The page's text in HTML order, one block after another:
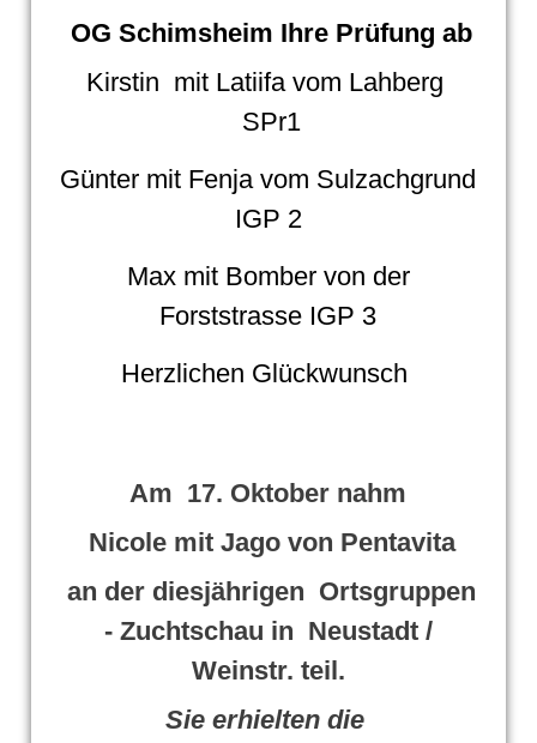
OG Schimsheim Ihre Prüfung ab
Kirstin mit Latiifa vom Lahberg
SPr1
Günter mit Fenja vom Sulzachgrund
IGP 2
Max mit Bomber von der
Forststrasse IGP 3
Herzlichen Glückwunsch
Am 17. Oktober nahm
Nicole mit Jago von Pentavita
an der diesjährigen Ortsgruppen
- Zuchtschau in Neustadt /
Weinstr. teil.
Sie erhielten die